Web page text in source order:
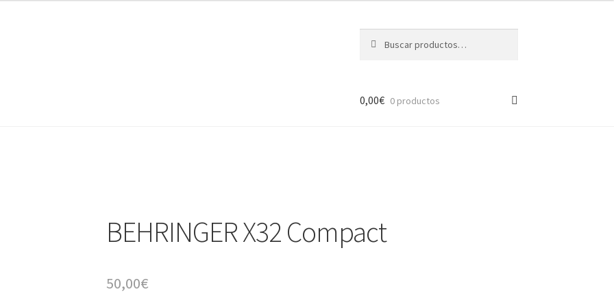
por:
0,00€ 0 productos
BEHRINGER X32 Compact
50,00€